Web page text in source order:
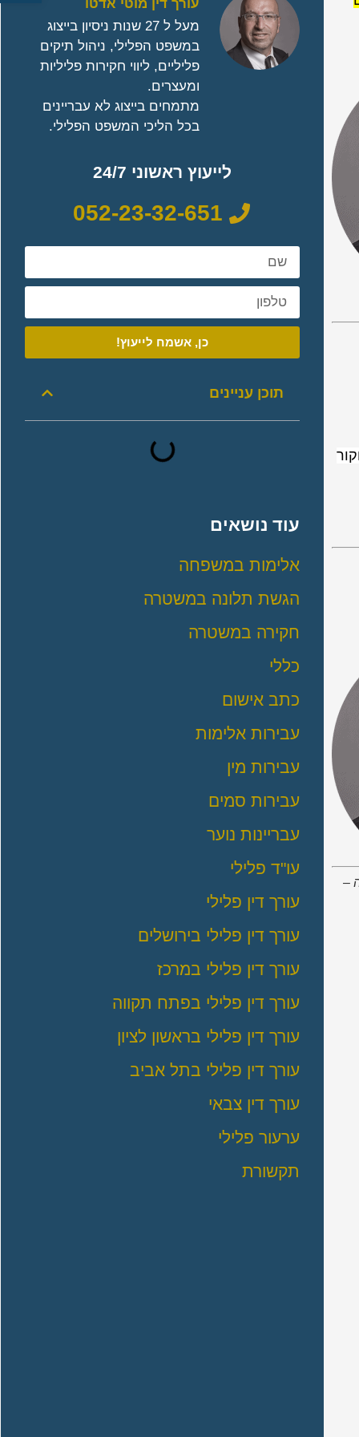
–
עורך דין מוטי אדטו
מעל ל 27 שנות ניסיון בייצוג
במשפט הפלילי, ניהול תיקים
פליליים, ליווי חקירות פליליות
ומעצרים.
מתמחים בייצוג לא עבריינים
בכל הליכי המשפט הפלילי.
לייעוץ ראשוני 24/7
052-23-32-651
כן, אשמח לייעוץ!
תוכן עניינים
עוד נושאים
אלימות במשפחה
הגשת תלונה במשטרה
חקירה במשטרה
כללי
כתב אישום
עבירות אלימות
עבירות מין
עבירות סמים
עבריינות נוער
עו"ד פלילי
עורך דין פלילי
עורך דין פלילי בירושלים
עורך דין פלילי במרכז
עורך דין פלילי בפתח תקווה
עורך דין פלילי בראשון לציון
עורך דין פלילי בתל אביב
עורך דין צבאי
ערעור פלילי
תקשורת